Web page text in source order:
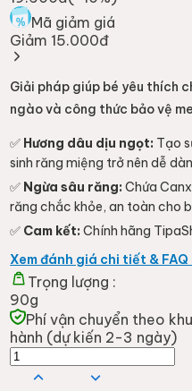
Mã giảm giá
Giảm 15.000đ
Giải pháp giúp bé yêu thích
ngào và công thức bảo vệ
✅ Hương dâu dịu ngọt: Tạo
sinh răng miệng trở nên dễ
✅ Ngừa sâu răng: Chứa
răng chắc khỏe, an toàn cho
✅ Cam kết: Chính hãng
Xem đánh giá chi tiết & FAQ
Trọng lượng :
90g
Phí vận chuyển theo
hành (dự kiến 2-3 ngày)